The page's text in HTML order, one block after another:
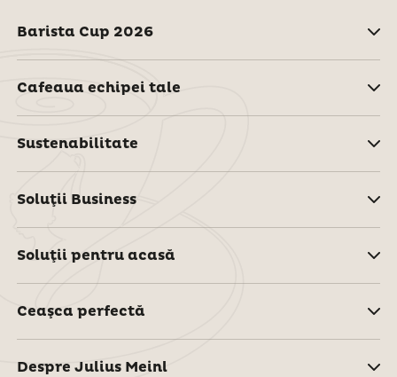
Barista Cup 2026
Cafeaua echipei tale
Sustenabilitate
Soluţii Business
Soluţii pentru acasă
Ceaşca perfectă
Despre Julius Meinl